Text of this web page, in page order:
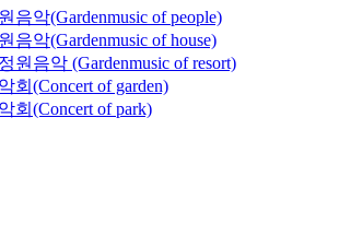
음악(Gardenmusic of people)
음악(Gardenmusic of house)
원음악 (Gardenmusic of resort)
회(Concert of garden)
회(Concert of park)